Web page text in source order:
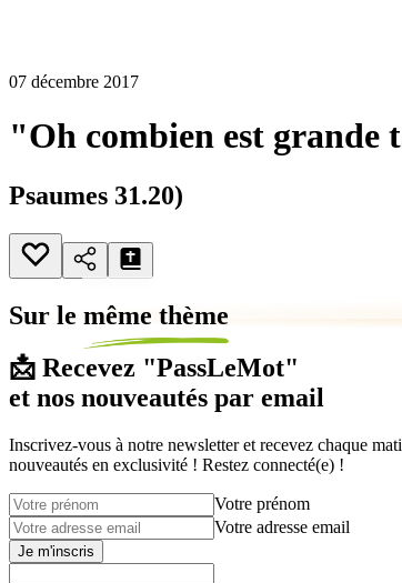
07 décembre 2017
"Oh combien est grande
Psaumes 31.20)
Sur le même thème
📩 Recevez "PassLeMot"
et nos nouveautés par email
Inscrivez-vous à notre newsletter et recevez chaque
nouveautés en exclusivité ! Restez connecté(e) !
Votre prénom
Votre adresse email
Je m'inscris